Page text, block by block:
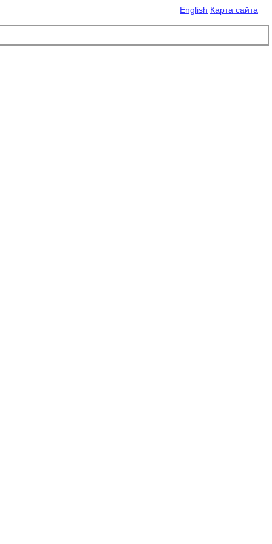
English Карта сайта